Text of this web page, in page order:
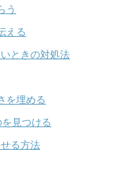
う
える
ときの対処法
を埋める
見つける
る方法